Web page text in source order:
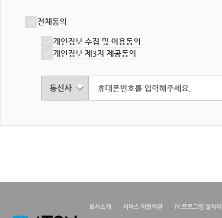
전체동의
개인정보 수집 및 이용동의
개인정보 제3자 제공동의
회사소개 서비스 이용약관 PC프로그램 설치